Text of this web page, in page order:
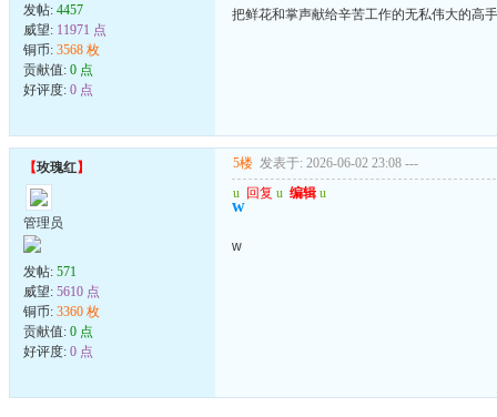
发帖: 4457
威望: 11971 点
铜币: 3568 枚
贡献值: 0 点
好评度: 0 点
把鲜花和掌声献给辛苦工作的无私伟大的高
【玫瑰红】
管理员
发帖: 571
威望: 5610 点
铜币: 3360 枚
贡献值: 0 点
好评度: 0 点
5楼 发表于: 2026-06-02 23:08 ---
u 回复 u 编辑 u
w
w